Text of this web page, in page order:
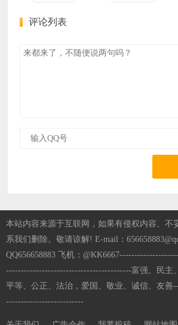
评论列表
本站内容来源于互联网，如果有侵权内容、不
系我们删除。敬请谅解! E-mail：
QQ656658883 飞机：
------------------------------------------富强、民主
平等、公正、法治，爱国、敬业、诚信、友
--------------------------